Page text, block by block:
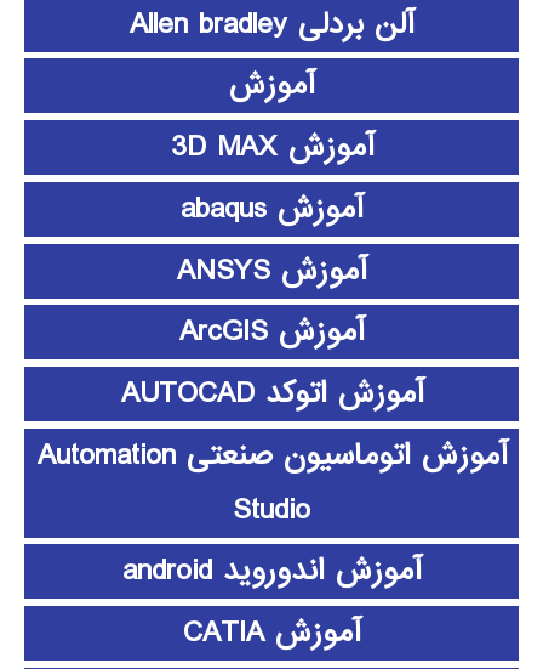
آلن بردلی Allen bradley
آموزش
آموزش 3D MAX
آموزش abaqus
آموزش ANSYS
آموزش ArcGIS
آموزش اتوکد AUTOCAD
آموزش اتوماسیون صنعتی Automation
Studio
آموزش اندوروید android
آموزش CATIA